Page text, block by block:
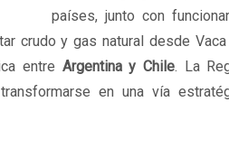
países, junto con
crudo y gas natural desde
entre Argentina y Chile. La
en una vía